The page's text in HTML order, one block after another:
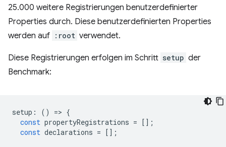
25.000 weitere Registrierungen benutzerdefinierter
Properties durch. Diese benutzerdefinierten Properties
werden auf :root verwendet.
Diese Registrierungen erfolgen im Schritt setup der
Benchmark:
setup : () => {
const propertyRegistrations =
[];
const declarations = [];